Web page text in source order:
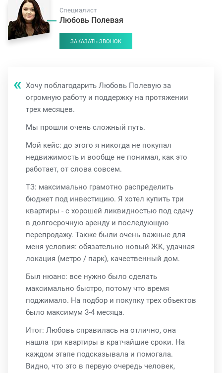
Специалист
Любовь Полевая
ЗАКАЗАТЬ ЗВОНОК
Хочу поблагодарить Любовь Полевую за
огромную работу и поддержку на протяжении
трех месяцев.
Мы прошли очень сложный путь.
Мой кейс: до этого я никогда не покупал
недвижимость и вообще не понимал, как это
работает, от слова совсем.
ТЗ: максимально грамотно распределить
бюджет под инвестицию. Я хотел купить три
квартиры - с хорошей ликвидностью под сдачу
в долгосрочную аренду и последующую
перепродажу. Также были очень важные для
меня условия: обязательно новый ЖК, удачная
локация (метро / парк), качественный дом.
Был нюанс: все нужно было сделать
максимально быстро, потому что время
поджимало. На подбор и покупку трех объектов
было максимум 3-4 месяца.
Итог: Любовь справилась на отлично, она
нашла три квартиры в кратчайшие сроки. На
каждом этапе подсказывала и помогала.
Видно, что это в первую очередь человек,